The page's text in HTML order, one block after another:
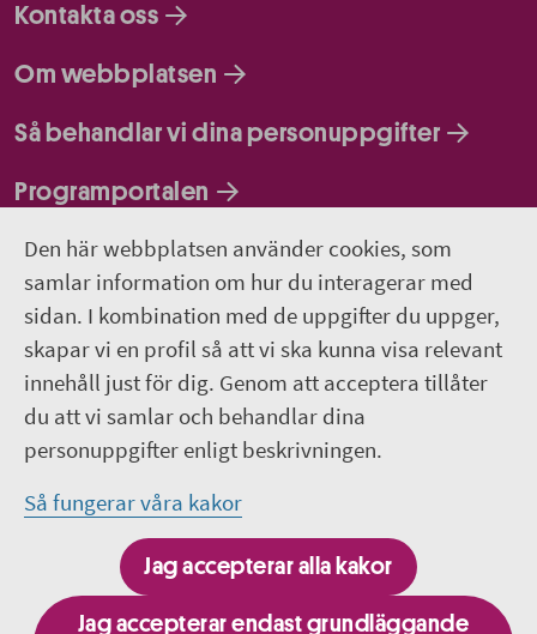
Den här webbplatsen använder cookies, som
samlar information om hur du interagerar med
sidan. I kombination med de uppgifter du uppger,
skapar vi en profil så att vi ska kunna visa relevant
innehåll just för dig. Genom att acceptera tillåter
du att vi samlar och behandlar dina
personuppgifter enligt beskrivningen.
Så fungerar våra kakor
Jag accepterar alla kakor
Jag accepterar endast grundläggande
Kontakta oss
Om webbplatsen
Så behandlar vi dina personuppgifter
Programportalen
Följ oss
Lediga jobb
Pressrum
Facebook
Jobba hos oss - Facebook